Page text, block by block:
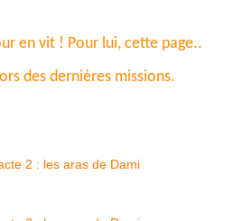
en vit ! Pour lui, cette page..
des dernières missions.